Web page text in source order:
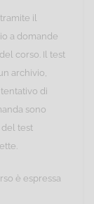
il
a domande
corso. Il test
archivio,
di
sono
del test
è espressa